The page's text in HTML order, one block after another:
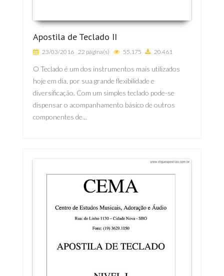
Apostila de Teclado II
23/03/2016 22 página(s) 55.175 20.461
O Teclado é um dos instrumentos mais utilizados
hoje em dia, por sua grande flexibilidade e
diversificação. Com um simples teclado pode-se
dispensar o acompanhamento básico de outros
componentes de...